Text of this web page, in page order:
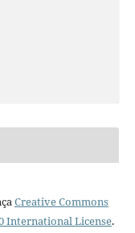
Creative Commons
International License.